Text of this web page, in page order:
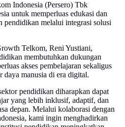
Indonesia (Persero) Tbk
untuk memperluas edukasi dan
pendidikan melalui integrasi solusi
Telkom, Reni Yustiani,
membutuhkan dukungan
akses pembelajaran sekaligus
daya manusia di era digital.
pendidikan diharapkan dapat
yang lebih inklusif, adaptif, dan
depan. Melalui kolaborasi dengan
kami ingin menghadirkan